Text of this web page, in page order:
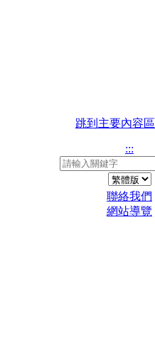
跳到主要內容區
:::
聯絡我們
網站導覽